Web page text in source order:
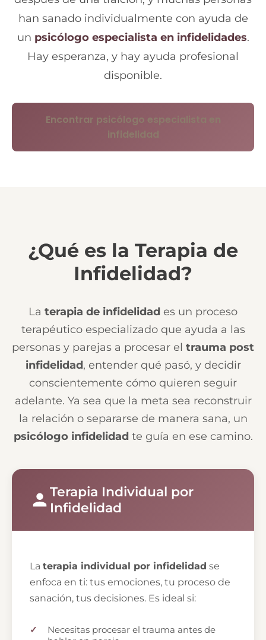
han sanado individualmente con ayuda de
un psicólogo especialista en infidelidades.
Hay esperanza, y hay ayuda profesional
disponible.
Encontrar psicólogo especialista en
infidelidad
¿Qué es la Terapia de
Infidelidad?
La terapia de infidelidad es un proceso
terapéutico especializado que ayuda a las
personas y parejas a procesar el trauma post
infidelidad, entender qué pasó, y decidir
conscientemente cómo quieren seguir
adelante. Ya sea que la meta sea reconstruir
la relación o separarse de manera sana, un
psicólogo infidelidad te guía en ese camino.
Terapia Individual por
Infidelidad
La terapia individual por infidelidad se
enfoca en ti: tus emociones, tu proceso de
sanación, tus decisiones. Es ideal si:
Necesitas procesar el trauma antes de